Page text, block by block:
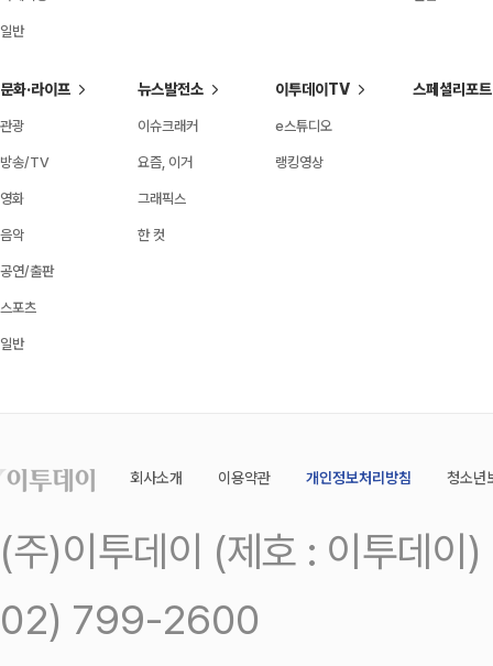
일반
문화·라이프
관광
방송/TV
영화
음악
공연/출판
스포츠
일반
뉴스발전소
이슈크래커
요즘, 이거
그래픽스
한 컷
이투데이TV
e스튜디오
랭킹영상
스페셜리포트
회사소개 이용약관 개인정보처리방침 청소년
(주)이투데이 (제호 : 이투데
02) 799-2600